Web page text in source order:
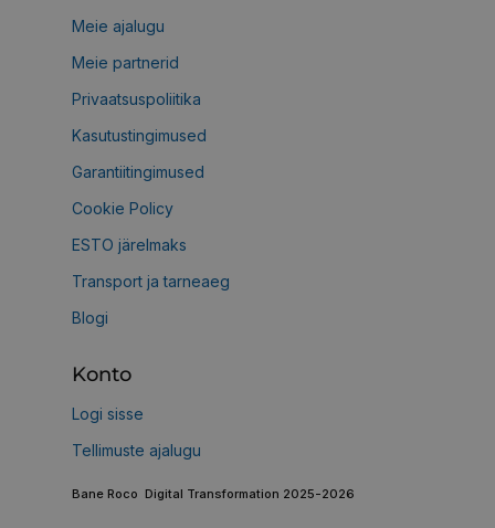
Meie ajalugu
Meie partnerid
Privaatsuspoliitika
Kasutustingimused
Garantiitingimused
Cookie Policy
ESTO järelmaks
Transport ja tarneaeg
Blogi
Konto
Logi sisse
Tellimuste ajalugu
Bane Roco Digital Transformation 2025-2026